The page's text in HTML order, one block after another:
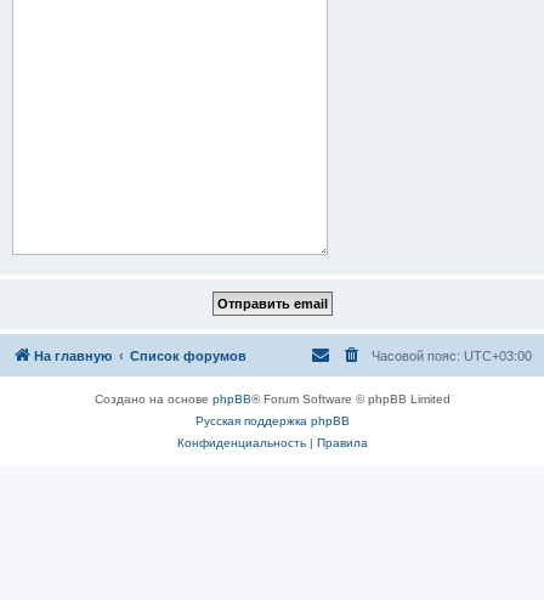
На главную Список форумов Часовой пояс: UTC+03:00
Создано на основе phpBB® Forum Software © phpBB Limited
Русская поддержка phpBB
Конфиденциальность| Правила